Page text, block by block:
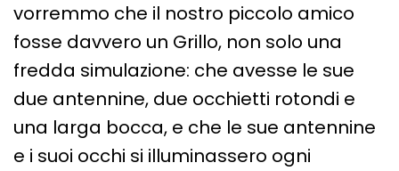
vorremmo che il nostro piccolo amico
fosse davvero un Grillo, non solo una
fredda simulazione: che avesse le sue
due antennine, due occhietti rotondi e
una larga bocca, e che le sue antennine
e i suoi occhi si illuminassero ogni